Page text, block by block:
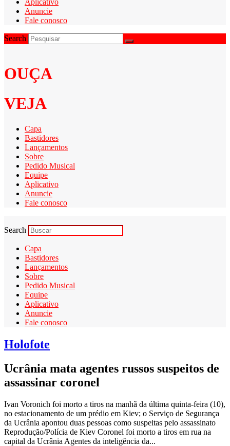
Anuncie
Fale conosco
Search
OUÇA
VEJA
Capa
Bastidores
Lançamentos
Sobre
Pedido Musical
Equipe
Aplicativo
Anuncie
Fale conosco
Search
Capa
Bastidores
Lançamentos
Sobre
Pedido Musical
Equipe
Aplicativo
Anuncie
Fale conosco
Holofote
Ucrânia mata agentes russos suspeitos de
assassinar coronel
Ivan Voronich foi morto a tiros na manhã da última quinta-feira (10),
no estacionamento de um prédio em Kiev; o Serviço de Segurança
da Ucrânia apontou duas pessoas como suspeitas pelo assassinato
Reprodução/Polícia de Kiev Coronel foi morto a tiros em rua na
capital da Ucrânia Agentes da inteligência da...